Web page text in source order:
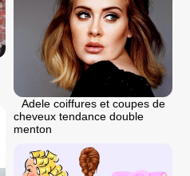
Adele coiffures et coupes de
cheveux tendance double
menton